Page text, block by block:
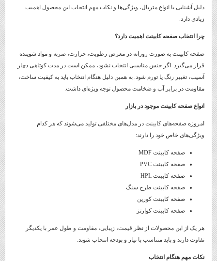
دلیل آشنایی با انواع متریال، ویژگی‌ها و نکات مهم انتخاب این محصول اهمیت
زیادی دارد.
چرا انتخاب صفحه کابینت اهمیت دارد؟
صفحه کابینت به صورت روزانه در معرض رطوبت، حرارت، ضربه و مواد شوینده
قرار می‌گیرد. اگر جنس مناسبی انتخاب نشود، ممکن است در مدت کوتاهی دچار
آسیب، تغییر رنگ یا تورم شود. به همین دلیل هنگام انتخاب باید به کیفیت ساخت،
مقاومت در برابر آب و ضخامت محصول توجه ویژه‌ای داشت.
انواع صفحه کابینت موجود در بازار
امروزه صفحه‌های کابینت در مدل‌های مختلفی تولید می‌شوند که هر کدام
ویژگی‌های خاص خود را دارند:
صفحه کابینت MDF
صفحه کابینت PVC
صفحه کابینت HPL
صفحه کابینت طرح سنگ
صفحه کابینت کورین
صفحه کابینت کوارتز
هر یک از این محصولات از نظر قیمت، زیبایی، مقاومت و طول عمر با یکدیگر
تفاوت دارند و باید متناسب با نیاز و بودجه انتخاب شوند.
نکات مهم هنگام انتخاب